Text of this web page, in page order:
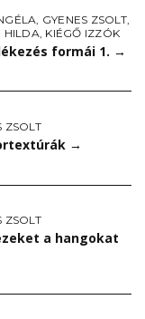
, GYENES ZSOLT,
HILDA, KIÉGŐ IZZÓK
formái 1. →
ZSOLT
→
ZSOLT
a hangokat